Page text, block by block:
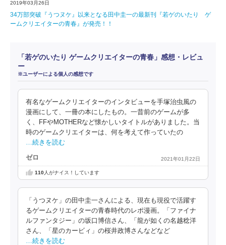
2019年03月26日
34万部突破『うつヌケ』以来となる田中圭一の最新刊『若ゲのいたり ゲ
ームクリエイターの青春』が発売！！
「若ゲのいたり ゲームクリエイターの青春」感想・レビュ
ー
※ユーザーによる個人の感想です
有名なゲームクリエイターのインタビューを手塚治虫風の
漫画にして、一冊の本にしたもの。一昔前のゲームが多
く、FFやMOTHERなど懐かしいタイトルがありました。当
時のゲームクリエイターは、何を考えて作っていたの
…続きを読む
ゼロ 2021年01月22日
110人がナイス！しています
「うつヌケ」の田中圭一さんによる、現在も現役で活躍す
るゲームクリエイターの青春時代のレポ漫画。「ファイナ
ルファンタジー」の坂口博信さん、「龍が如くの名越稔洋
さん、「星のカービィ」の桜井政博さんなどなど
…続きを読む